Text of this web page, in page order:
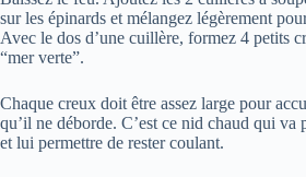
sur les épinards et mélangez légèrement
Avec le dos d’une cuillère, formez 4 petits
“mer verte”.
Chaque creux doit être assez large pour
qu’il ne déborde. C’est ce nid chaud qui va
et lui permettre de rester coulant.